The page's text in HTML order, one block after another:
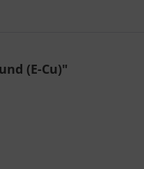
(E-Cu)"